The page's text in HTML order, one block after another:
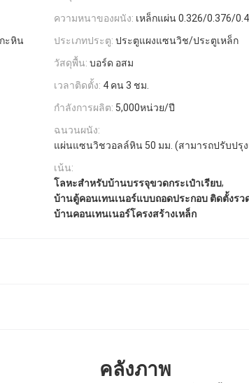
ความหนาของผนัง: เหล็กแผ่น 0.326/0.376/
ะหิน ประเภทประตู: ประตูแผงแซนวิช/ประตูเหล็ก
วัสดุพื้น: บอร์ด อสม
เวลาติดตั้ง: 4 คน 3 ชม.
กำลังการผลิต: 5,000หน่วย/ปี
ฉนวนผนัง:
แผ่นแซนวิชวอลล์หิน 50 มม. (สามารถปรับปรุง
เน้น:
โลหะสําหรับบ้านบรรจุขวดกระเป๋าเรียบ,
บ้านตู้คอนเทนเนอร์แบบถอดประกอบ ติดตั้งรว
บ้านคอนเทนเนอร์โครงสร้างเหล็ก
คลังภาพ